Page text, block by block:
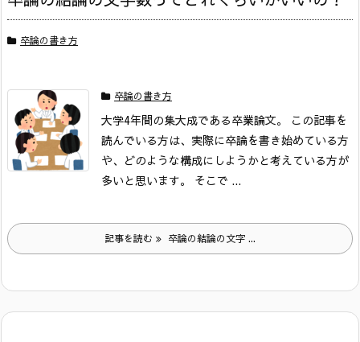
卒論の書き方
卒論の書き方
大学4年間の集大成である卒業論文。
この記事を
読んでいる方は、実際に卒論を書き始めている方
や、どのような構成にしようかと考えている方が
多いと思います。
そこで ...
記事を読む 卒論の結論の文字 ...